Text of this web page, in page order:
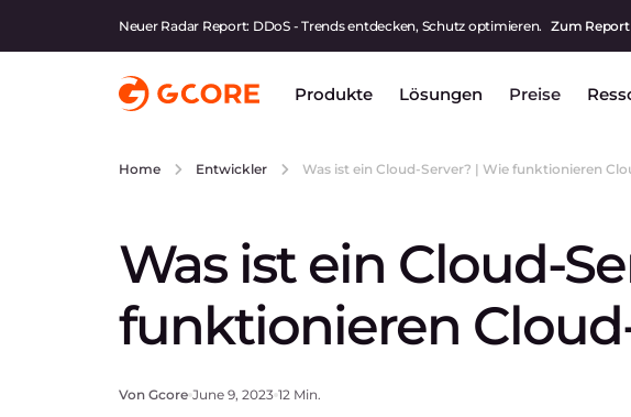
Neuer Radar Report: DDoS - Trends entdecken, Schutz optimieren. Zum Report
Produkte Lösungen Preise
Home Entwickler Was ist ein Cloud-Server? | Wie funktionieren
Was ist ein Cloud-
funktionieren
Von Gcore June 9, 2023 12 Min.